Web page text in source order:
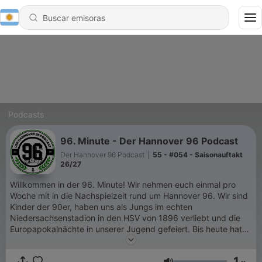
Podcasts
96. Minute - Der Hannover 96 Podcast
Der Hannover 96 Podcast
55 - #054 - Saisonauftakt
26/27
Willkommen in der 96. Minute! Wir nehmen euch einmal pro
Woche mit in die Nachspielzeit rund um Hannover 96. Wir sind
Kinder der 90er, haben uns als Jungs im echten
Niedersachsenstadion in den HSV von 1896 verliebt und die
Europapokalnächte in unserer Jugend gefeiert. Bis heute hat
uns die Alte Liebe zwar das ein oder andere graue Haar